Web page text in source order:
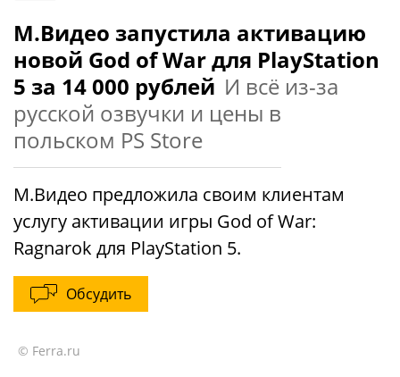
М.Видео запустила активацию
новой God of War для PlayStation
5 за 14 000 рублей И всё из-за
русской озвучки и цены в
польском PS Store
М.Видео предложила своим клиентам
услугу активации игры God of War:
Ragnarok для PlayStation 5.
Обсудить
© Ferra.ru